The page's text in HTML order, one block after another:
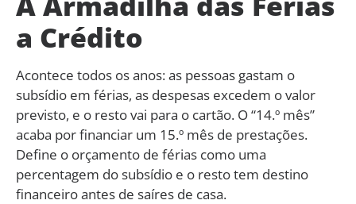
a Crédito
Acontece todos os anos: as pessoas gastam o
subsídio em férias, as despesas excedem o valor
previsto, e o resto vai para o cartão. O “14.º mês”
acaba por financiar um 15.º mês de prestações.
Define o orçamento de férias como uma
percentagem do subsídio e o resto tem destino
financeiro antes de saíres de casa.